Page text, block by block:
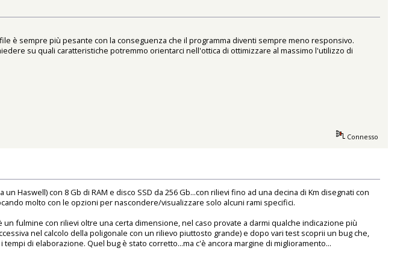
è sempre più pesante con la conseguenza che il programma diventi sempre meno responsivo.
su quali caratteristiche potremmo orientarci nell'ottica di ottimizzare al massimo l'utilizzo di
Connesso
Haswell) con 8 Gb di RAM e disco SSD da 256 Gb...con rilievi fino ad una decina di Km disegnati con
molto con le opzioni per nascondere/visualizzare solo alcuni rami specifici.
fulmine con rilievi oltre una certa dimensione, nel caso provate a darmi qualche indicazione più
nel calcolo della poligonale con un rilievo piuttosto grande) e dopo vari test scoprii un bug che,
di elaborazione. Quel bug è stato corretto...ma c'è ancora margine di miglioramento...